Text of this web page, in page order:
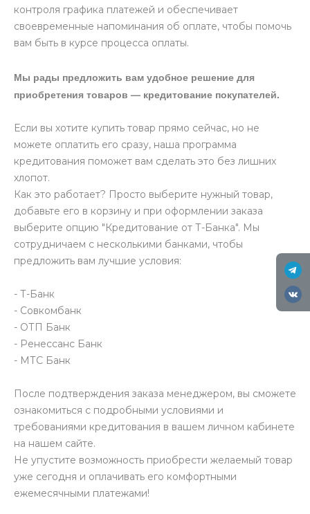
контроля графика платежей и обеспечивает
своевременные напоминания об оплате, чтобы помочь
вам быть в курсе процесса оплаты.
Мы рады предложить вам удобное решение для
приобретения товаров — кредитование покупателей.
Если вы хотите купить товар прямо сейчас, но не
можете оплатить его сразу, наша программа
кредитования поможет вам сделать это без лишних
хлопот.
Как это работает? Просто выберите нужный товар,
добавьте его в корзину и при оформлении заказа
выберите опцию "Кредитование от Т-Банка". Мы
сотрудничаем с несколькими банками, чтобы
предложить вам лучшие условия:
- Т-Банк
- Совкомбанк
- ОТП Банк
- Ренессанс Банк
- МТС Банк
После подтверждения заказа менеджером, вы сможете
ознакомиться с подробными условиями и
требованиями кредитования в вашем личном кабинете
на нашем сайте.
Не упустите возможность приобрести желаемый товар
уже сегодня и оплачивать его комфортными
ежемесячными платежами!